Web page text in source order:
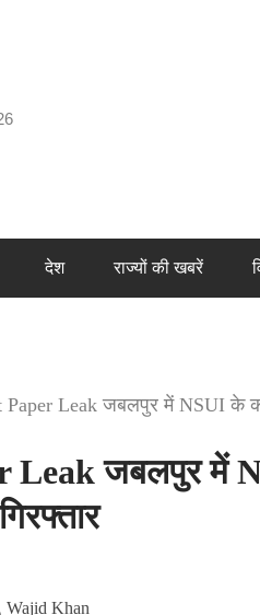
देश राज्यों की खबरें
Paper Leak जबलपुर में NSUI के
Leak जबलपुर में
Wajid Khan